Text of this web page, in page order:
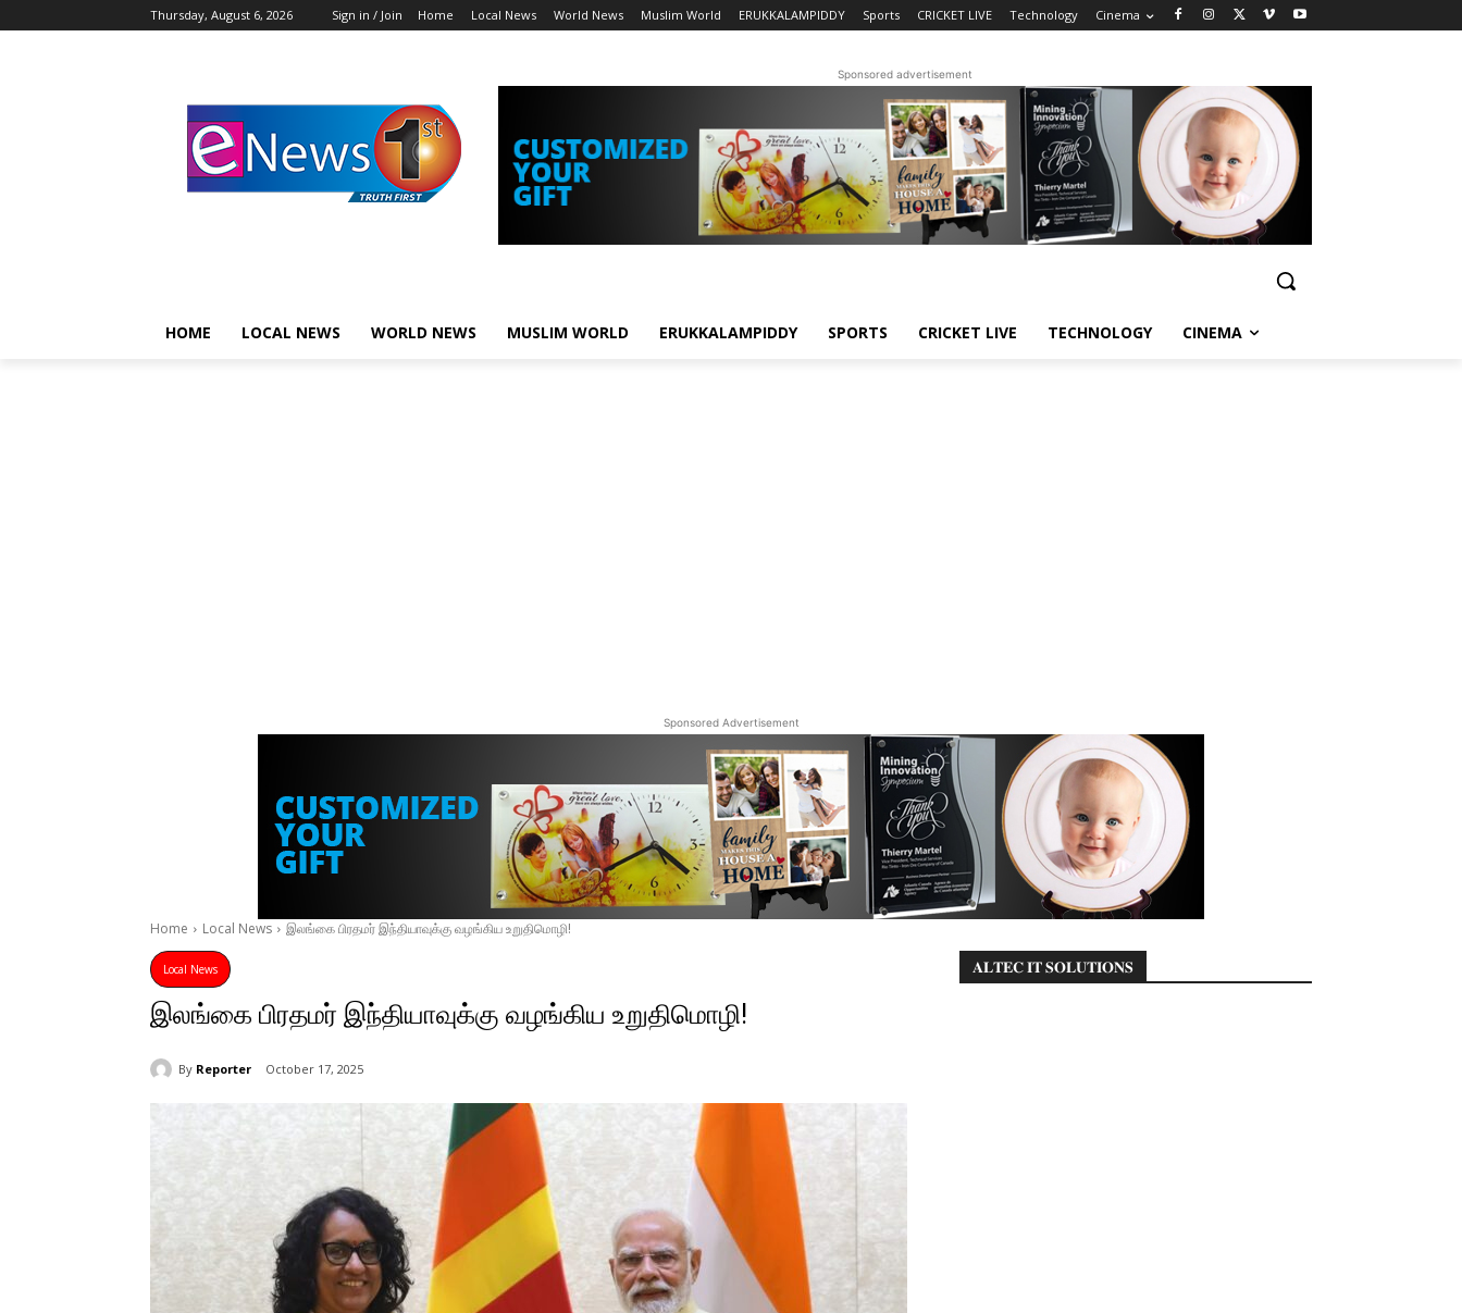
Thursday, August 6, 2026 Sign in / Join Home Local News World News Muslim World ERUKKALAMPIDDY Sports CRICKET LIVE Technology Cinema
Sponsored advertisement
HOME LOCAL NEWS WORLD NEWS MUSLIM WORLD ERUKKALAMPIDDY SPORTS CRICKET LIVE TECHNOLOGY CINEMA
Sponsored Advertisement
Home Local News இலங்கை பிரதமர் இந்தியாவுக்கு வழங்கிய உறுதிமொழி!
Local News
இலங்கை பிரதமர் இந்தியாவுக்கு வழங்கிய உறுதிமொழி!
By Reporter October 17, 2025
𝐀𝐋𝐓𝐄𝐂 𝐈𝐓 𝐒𝐎𝐋𝐔𝐓𝐈𝐎𝐍𝐒